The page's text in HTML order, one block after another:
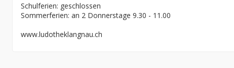
Schulferien: geschlossen
Sommerferien: an 2 Donnerstage 9.30 - 11.00
www.ludotheklangnau.ch